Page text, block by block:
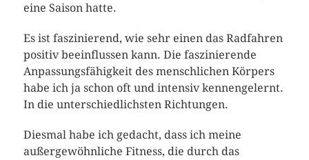
eine Saison hatte.
Es ist faszinierend, wie sehr einen das Radfahren
positiv beeinflussen kann. Die faszinierende
Anpassungsfähigkeit des menschlichen Körpers
habe ich ja schon oft und intensiv kennengelernt.
In die unterschiedlichsten Richtungen.
Diesmal habe ich gedacht, dass ich meine
außergewöhnliche Fitness, die durch das